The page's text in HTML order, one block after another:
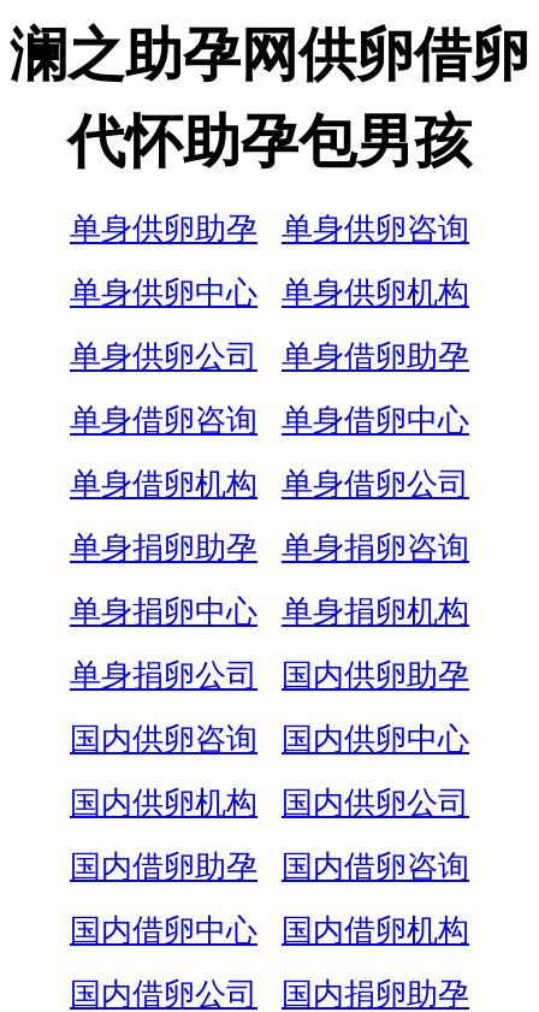
澜之助孕网供卵借卵
代怀助孕包男孩
单身供卵助孕
单身供卵咨询
单身供卵中心
单身供卵机构
单身供卵公司
单身借卵助孕
单身借卵咨询
单身借卵中心
单身借卵机构
单身借卵公司
单身捐卵助孕
单身捐卵咨询
单身捐卵中心
单身捐卵机构
单身捐卵公司
国内供卵助孕
国内供卵咨询
国内供卵中心
国内供卵机构
国内供卵公司
国内借卵助孕
国内借卵咨询
国内借卵中心
国内借卵机构
国内借卵公司
国内捐卵助孕